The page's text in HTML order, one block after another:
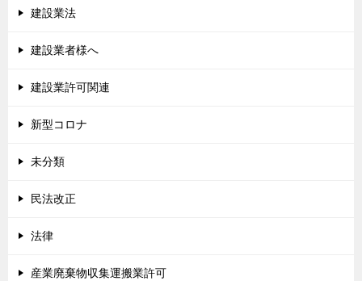
建設業法
建設業者様へ
建設業許可関連
新型コロナ
未分類
民法改正
法律
産業廃棄物収集運搬業許可